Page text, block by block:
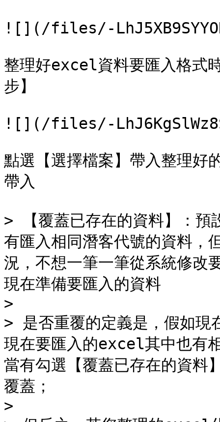
![](/files/-
整理好excel資料要匯入格式
步】
![](/files/-
點選【選擇檔案】帶入整理好
帶入
> 【覆蓋已存在的資料】：預
有匯入相同潛客代號的資料，
況，不想一筆一筆從系統修改
現在準備要匯入的資料
>
> 是否重覆的定義是，假如現
現在要匯入的excel其中也有
當有勾選【覆蓋已存在的資
覆蓋；
>